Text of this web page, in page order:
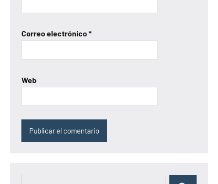
Correo electrónico*
Web